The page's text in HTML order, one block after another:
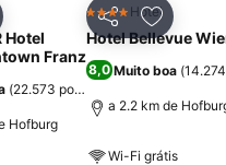
aos favoritos
Hotel
Franz
(22.573 pontuações
Hofburg
Partilhar
4 EstrelasHotel
Hotel Bellevue
8,0 Muito boa (
a 2.2 km de
Wi-Fi grátis